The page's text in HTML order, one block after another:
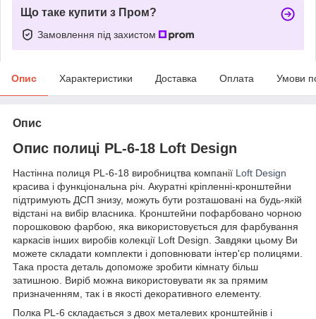
Що таке купити з Пром?
Замовлення під захистом
Опис Характеристики Доставка Оплата Умови
Опис
Опис полиці PL-6-18 Loft Design
Настінна полиця PL-6-18 виробництва компанії Loft Design
красива і функціональна річ. Акуратні кріпленні-кронштейни
підтримують ДСП знизу, можуть бути розташовані на будь-якій
відстані на вибір власника. Кронштейни пофарбовано чорною
порошковою фарбою, яка використовується для фарбування
каркасів інших виробів колекції Loft Design. Завдяки цьому Ви
можете складати комплекти і доповнювати інтер'єр полицями.
Така проста деталь допоможе зробити кімнату більш
затишною. Виріб можна використовувати як за прямим
призначенням, так і в якості декоративного елементу.
Полка PL-6 складається з двох металевих кронштейнів і